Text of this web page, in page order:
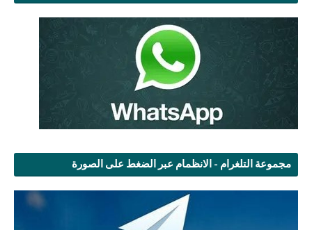
مجموعة التلغرام - الانظمام عبر الضغط على الصورة